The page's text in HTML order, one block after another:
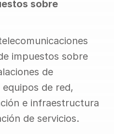
sobre
impuestos sobre
de
de red,
e infraestructura
de servicios.